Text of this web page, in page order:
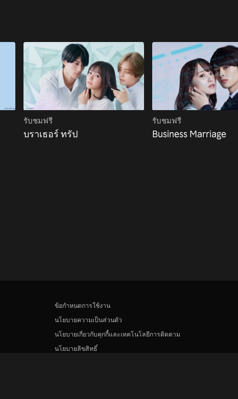
รับชมฟรี
บราเธอร์ ทรัป
รับชมฟรี
Business Marriage
ข้อกำหนดการใช้งาน
นโยบายความเป็นส่วนตัว
นโยบายเกี่ยวกับคุกกี้และเทคโนโลยีการติดตาม
นโยบายลิขสิทธิ์